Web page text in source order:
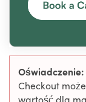
Oświadczenie:
Checkout
wartość dla